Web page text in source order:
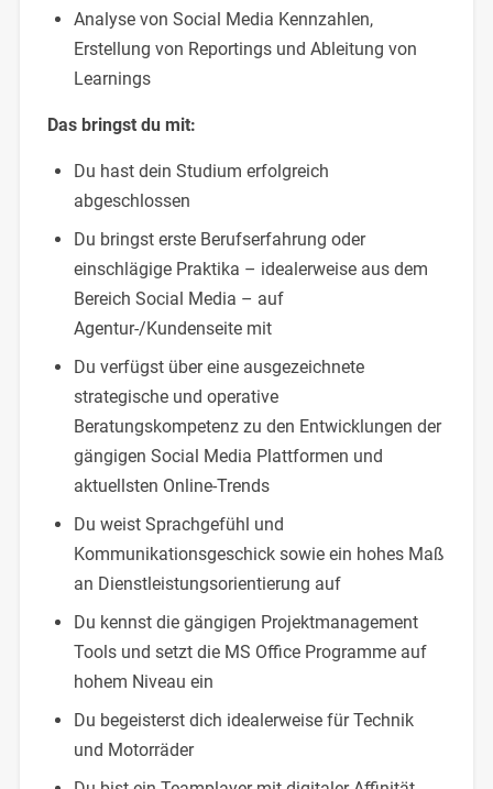
Analyse von Social Media Kennzahlen,
Erstellung von Reportings und Ableitung von
Learnings
Das bringst du mit:
Du hast dein Studium erfolgreich
abgeschlossen
Du bringst erste Berufserfahrung oder
einschlägige Praktika – idealerweise aus dem
Bereich Social Media – auf
Agentur-/Kundenseite mit
Du verfügst über eine ausgezeichnete
strategische und operative
Beratungskompetenz zu den Entwicklungen der
gängigen Social Media Plattformen und
aktuellsten Online-Trends
Du weist Sprachgefühl und
Kommunikationsgeschick sowie ein hohes Maß
an Dienstleistungsorientierung auf
Du kennst die gängigen Projektmanagement
Tools und setzt die MS Office Programme auf
hohem Niveau ein
Du begeisterst dich idealerweise für Technik
und Motorräder